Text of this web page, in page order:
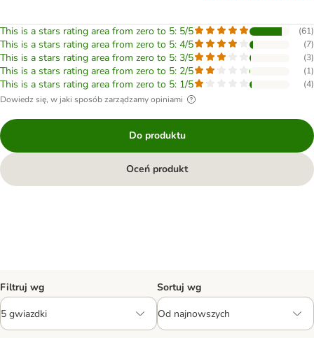
This is a stars rating area from zero to 5: 5/5 (61)
This is a stars rating area from zero to 5: 4/5 (7)
This is a stars rating area from zero to 5: 3/5 (3)
This is a stars rating area from zero to 5: 2/5 (1)
This is a stars rating area from zero to 5: 1/5 (4)
Dowiedz się, w jaki sposób zarządzamy opiniami
Do produktu
Oceń produkt
Filtruj wg Sortuj wg